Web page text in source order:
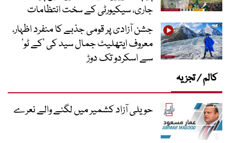
جاری، سیکیورٹی کے سخت انتظامات
جشن آزادی پر قومی جذبے کا منفرد اظہار،
معروف ایتھلیٹ جمال سید کی ’کے ٹو‘
سے اسکردو تک دوڑ
کالم / تجزیہ
حویلی آزاد کشمیر میں لگنے والے نعرے